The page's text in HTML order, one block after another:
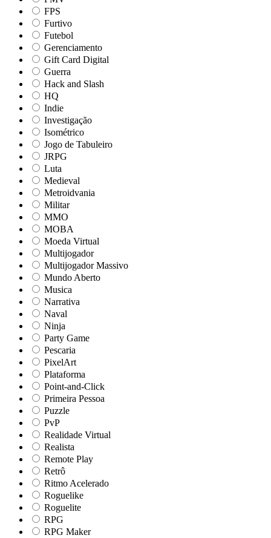
FPS
Furtivo
Futebol
Gerenciamento
Gift Card Digital
Guerra
Hack and Slash
HQ
Indie
Investigação
Isométrico
Jogo de Tabuleiro
JRPG
Luta
Medieval
Metroidvania
Militar
MMO
MOBA
Moeda Virtual
Multijogador
Multijogador Massivo
Mundo Aberto
Musica
Narrativa
Naval
Ninja
Party Game
Pescaria
PixelArt
Plataforma
Point-and-Click
Primeira Pessoa
Puzzle
PvP
Realidade Virtual
Realista
Remote Play
Retrô
Ritmo Acelerado
Roguelike
Roguelite
RPG
RPG Maker